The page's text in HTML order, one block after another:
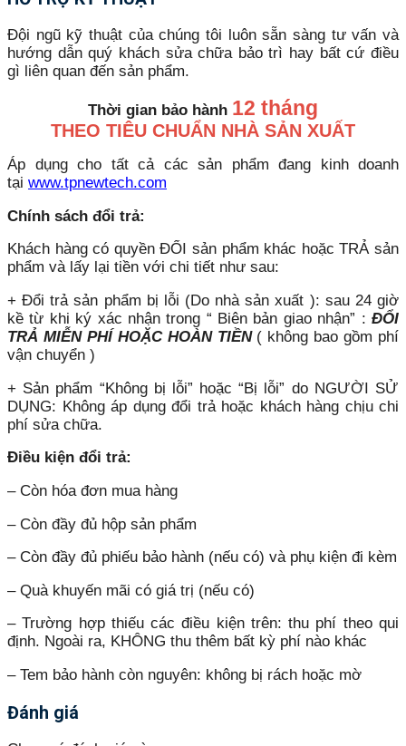
Đội ngũ kỹ thuật của chúng tôi luôn sẵn sàng tư vấn và
hướng dẫn quý khách sửa chữa bảo trì hay bất cứ điều
gì liên quan đến sản phẩm.
Thời gian bảo hành 12 tháng
THEO TIÊU CHUẨN NHÀ SẢN XUẤT
Áp dụng cho tất cả các sản phẩm đang kinh doanh
tại www.tpnewtech.com
Chính sách đổi trả:
Khách hàng có quyền ĐỔI sản phẩm khác hoặc TRẢ sản
phẩm và lấy lại tiền với chi tiết như sau:
+ Đổi trả sản phẩm bị lỗi (Do nhà sản xuất ): sau 24 giờ
kề từ khi ký xác nhận trong “ Biên bản giao nhận” : ĐỔI
TRẢ MIỄN PHÍ HOẶC HOÀN TIỀN( không bao gồm phí
vận chuyển )
+ Sản phẩm “Không bị lỗi” hoặc “Bị lỗi” do NGƯỜI SỬ
DỤNG: Không áp dụng đổi trả hoặc khách hàng chịu chi
phí sửa chữa.
Điều kiện đổi trả:
– Còn hóa đơn mua hàng
– Còn đầy đủ hộp sản phẩm
– Còn đầy đủ phiếu bảo hành (nếu có) và phụ kiện đi kèm
– Quà khuyến mãi có giá trị (nếu có)
– Trường hợp thiếu các điều kiện trên: thu phí theo qui
định. Ngoài ra, KHÔNG thu thêm bất kỳ phí nào khác
– Tem bảo hành còn nguyên: không bị rách hoặc mờ
Đánh giá